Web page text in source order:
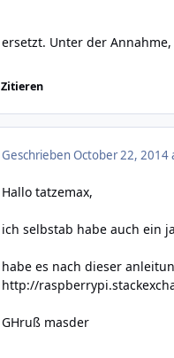
ersetzt. Unter der
Zitieren
GeschriebenOctober 22, 2014
Hallo tatzemax,
ich selbstab habe auch ein
habe es nach dieser
http://
GHruß masder